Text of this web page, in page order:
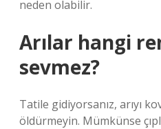
neden olabilir.
Arılar hangi
sevmez?
Tatile gidiyorsanız, arıyı
öldürmeyin. Mümkünse